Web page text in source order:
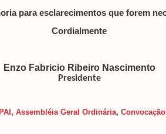
para esclarecimentos que forem
Cordialmente
Enzo Fabricio Ribeiro Nascimento
Presidente
, Assembléia Geral Ordinária,